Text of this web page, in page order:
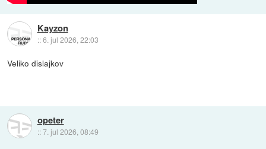
Kayzon
::6. jul 2026, 22:03
Veliko dislajkov
opeter
::7. jul 2026, 08:49